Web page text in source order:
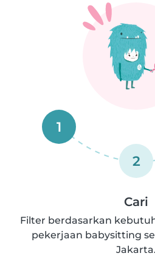
1
2
Cari
Filter berdasarkan
pekerjaan babysitting
Jakarta.